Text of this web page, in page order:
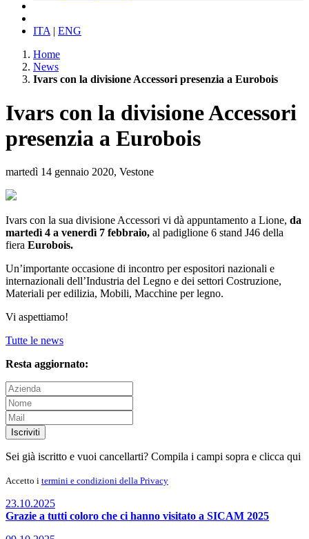
ITA | ENG
Home
News
Ivars con la divisione Accessori presenzia a Eurobois
Ivars con la divisione Accessori
presenzia a Eurobois
martedì 14 gennaio 2020, Vestone
Ivars con la sua divisione Accessori vi dà appuntamento a Lione, da
martedì 4 a venerdì 7 febbraio, al padiglione 6 stand J46 della
fiera Eurobois.
Un’importante occasione di incontro per espositori nazionali e
internazionali dell’Industria del Legno e dei settori Costruzione,
Materiali per edilizia, Mobili, Macchine per legno.
Vi aspettiamo!
Tutte le news
Resta aggiornato:
Iscriviti
Sei già iscritto e vuoi cancellarti? Compila i campi sopra e clicca qui
Accetto i termini e condizioni della Privacy
23.10.2025
Grazie a tutti coloro che ci hanno visitato a SICAM 2025